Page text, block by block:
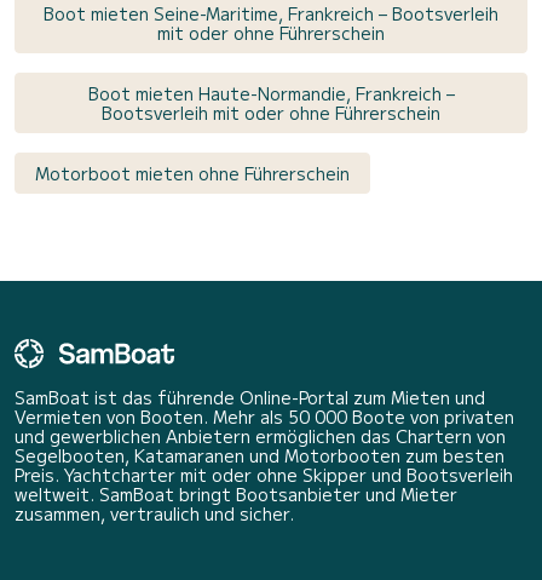
Boot mieten Seine-Maritime, Frankreich – Bootsverleih
mit oder ohne Führerschein
Boot mieten Haute-Normandie, Frankreich –
Bootsverleih mit oder ohne Führerschein
Motorboot mieten ohne Führerschein
SamBoat ist das führende Online-Portal zum Mieten und
Vermieten von Booten. Mehr als 50 000 Boote von privaten
und gewerblichen Anbietern ermöglichen das Chartern von
Segelbooten, Katamaranen und Motorbooten zum besten
Preis. Yachtcharter mit oder ohne Skipper und Bootsverleih
weltweit. SamBoat bringt Bootsanbieter und Mieter
zusammen, vertraulich und sicher.